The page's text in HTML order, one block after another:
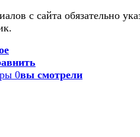
с сайта обязательно
0вы смотрели